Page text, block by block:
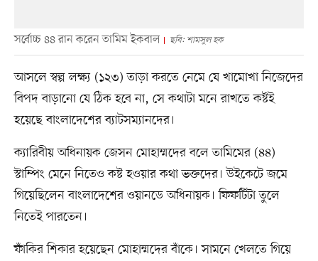
সর্বোচ্চ ৪৪ রান করেন তামিম ইকবাল ছবি: শামসুল হক
আসলে স্বল্প লক্ষ্য (১২৩) তাড়া করতে নেমে যে খামোখা নিজেদের
বিপদ বাড়ানো যে ঠিক হবে না, সে কথাটা মনে রাখতে কষ্টই
হয়েছে বাংলাদেশের ব্যাটসম্যানদের।
ক্যারিবীয় অধিনায়ক জেসন মোহাম্মদের বলে তামিমের (৪৪)
স্টাম্পিং মেনে নিতেও কষ্ট হওয়ার কথা ভক্তদের। উইকেটে জমে
গিয়েছিলেন বাংলাদেশের ওয়ানডে অধিনায়ক। ফিফটিটা তুলে
নিতেই পারতেন।
ফাঁকির শিকার হয়েছেন মোহাম্মদের বাঁকে। সামনে খেলতে গিয়ে